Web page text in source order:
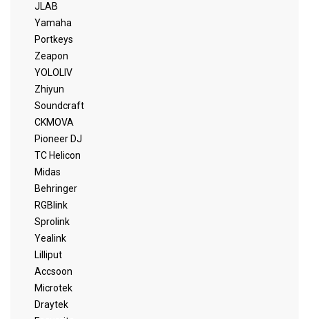
JLAB
Yamaha
Portkeys
Zeapon
YOLOLIV
Zhiyun
Soundcraft
CKMOVA
Pioneer DJ
TC Helicon
Midas
Behringer
RGBlink
Sprolink
Yealink
Lilliput
Accsoon
Microtek
Draytek